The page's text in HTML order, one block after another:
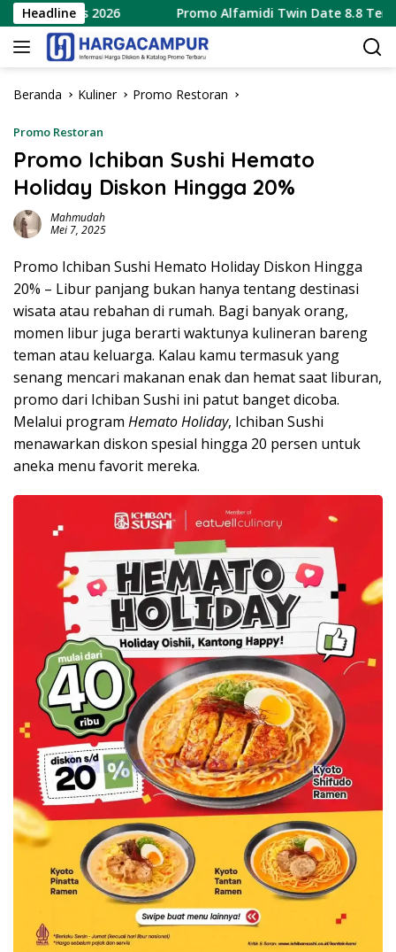
Langsung
ke
konten
Headline
2026 Promo Alfamidi Twin Date 8.8 Terbaru 8
Beranda Kuliner Promo Restoran
Promo Restoran
Promo Ichiban Sushi Hemato
Holiday Diskon Hingga 20%
Mahmudah
Mei 7, 2025
Promo Ichiban Sushi Hemato Holiday Diskon Hingga
20% – Libur panjang bukan hanya tentang destinasi
wisata atau rebahan di rumah. Bagi banyak orang,
momen libur juga berarti waktunya kulineran bareng
teman atau keluarga. Kalau kamu termasuk yang
senang mencari makanan enak dan hemat saat liburan,
promo dari Ichiban Sushi ini patut banget dicoba.
Melalui program Hemato Holiday, Ichiban Sushi
menawarkan diskon spesial hingga 20 persen untuk
aneka menu favorit mereka.